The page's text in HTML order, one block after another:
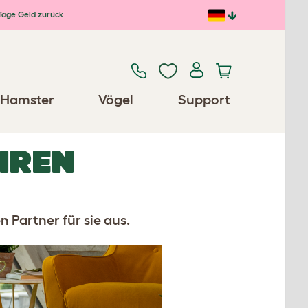
Geld zurück
Hamster Vögel Support
Partner für sie aus.